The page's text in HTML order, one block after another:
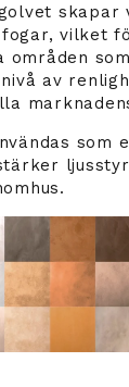
skapar
vilket
områden
av
som